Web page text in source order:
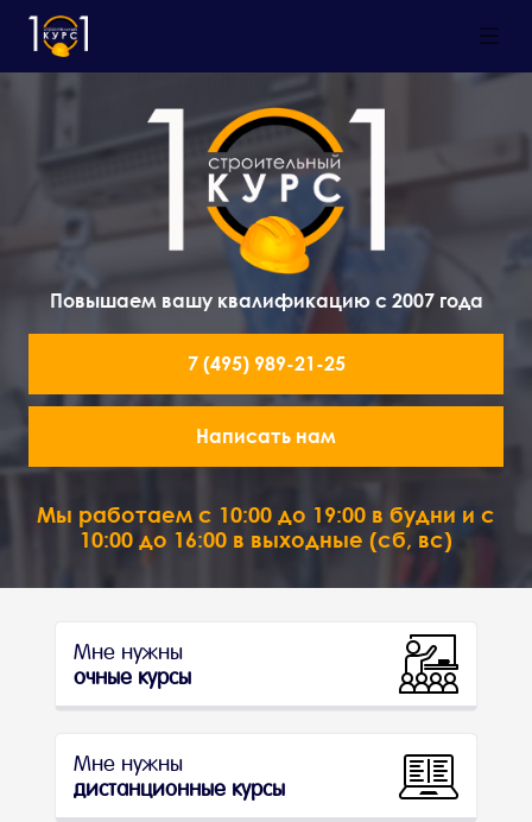
Повышаем вашу квалификацию с 2007 года
7 (495) 989-21-25
Написать нам
Мы работаем с 10:00 до 19:00 в будни и с
10:00 до 16:00 в выходные (сб, вс)
Мне нужны
очные курсы
Мне нужны
дистанционные курсы